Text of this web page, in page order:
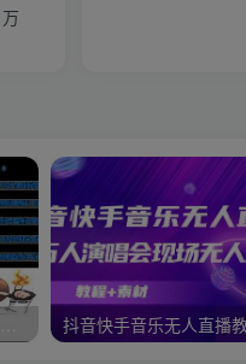
外面单个软件收费688的无人直播自媒体工具包【多种软件永久+超详细视频教程】